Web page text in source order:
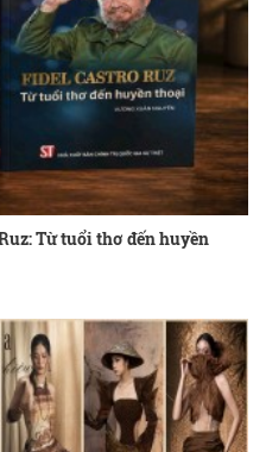
Từ tuổi thơ đến huyền